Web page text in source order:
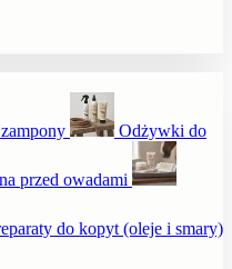
Odżywki do
przed owadami
do kopyt (oleje i smary)